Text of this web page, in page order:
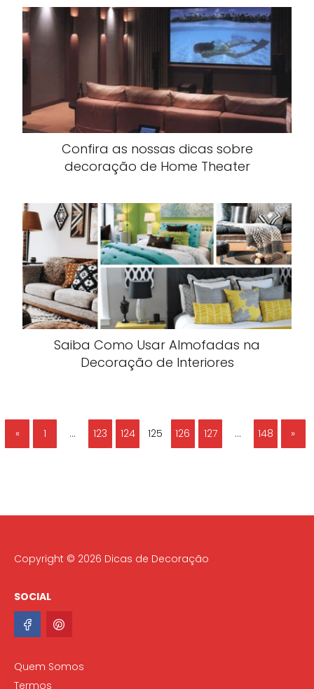
Confira as nossas dicas sobre
decoração de Home Theater
Saiba Como Usar Almofadas na
Decoração de Interiores
« 1 … 123 124 125 126 127 … 148 »
Copyright © 2026 Dicas de Decoração
SOCIAL
Quem Somos
Termos